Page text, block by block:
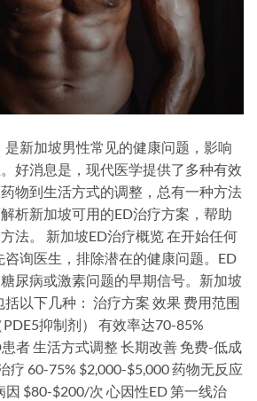
新加坡男性常见的健康问题，影响
好消息是，现代医学提供了多种有效
物到生活方式的调整，总有一种方法
析新加坡可用的ED治疗方案，帮助
法。 新加坡ED治疗概览 在开始任何
咨询医生，排除潜在的健康问题。ED
尿病或激素问题的早期信号。新加坡
以下几种： 治疗方案 效果 费用范围
抑制剂） 有效率达70-85%
者 生活方式调整 长期改善 免费-低成
疗 60-75% $2,000-$5,000 药物无反应
因 $80-$200/次 心因性ED 第一线治